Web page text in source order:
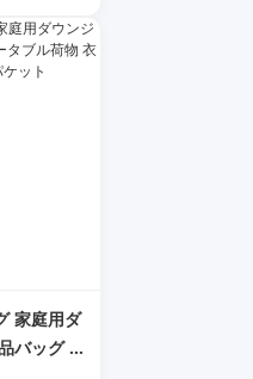
家庭用ダ
バッグ ポ